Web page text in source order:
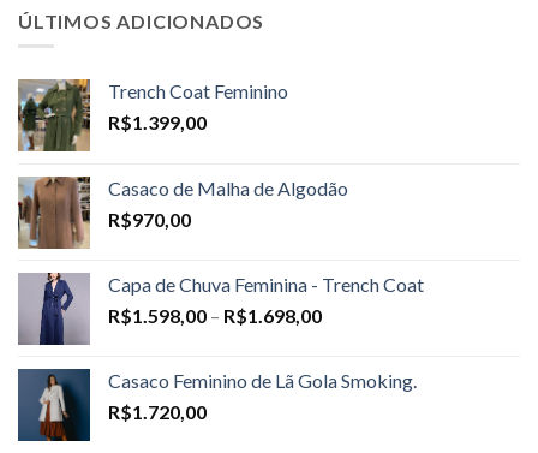
ÚLTIMOS ADICIONADOS
Trench Coat Feminino
R$1.399,00
Casaco de Malha de Algodão
R$970,00
Capa de Chuva Feminina - Trench Coat
R$1.598,00 – R$1.698,00Price
through
Casaco Feminino de Lã Gola Smoking.
R$1.720,00